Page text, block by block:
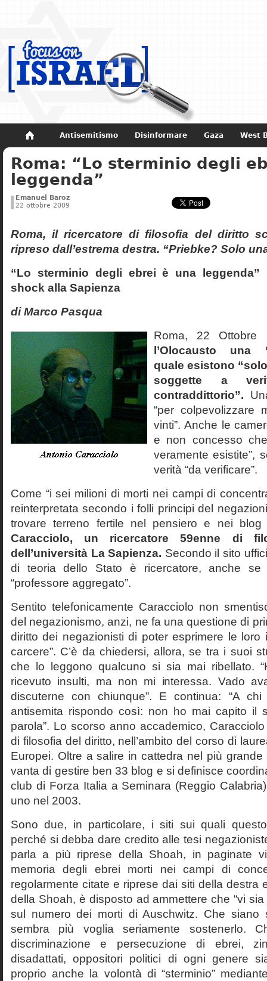
Antisemitismo Disinformare Gaza West
Non dimenticare Storia di Israele
Roma: “Lo sterminio degli
leggenda”
Emanuel Baroz
22 ottobre 2009
Roma, il ricercatore di filosofia del diritto
ripreso dall’estrema destra. “Priebke? Solo
“Lo sterminio degli ebrei è una leggenda”
shock alla Sapienza
di Marco Pasqua
Roma, 22
l’Olocausto una
quale esistono
soggette a
contraddittorio”.
“per colpevolizzare
vinti”. Anche le
e non concesso
veramente esistite”,
verità “da verificare”.
Come “i sei milioni di morti nei campi di
reinterpretata secondo i folli principi del
trovare terreno fertile nel pensiero e nei
Caracciolo, un ricercatore 59enne di
dell’università La Sapienza. Secondo il sito
di teoria dello Stato è ricercatore, anche
“professore aggregato”.
Sentito telefonicamente Caracciolo non
del negazionismo, anzi, ne fa una questione di
diritto dei negazionisti di poter esprimere le loro
carcere”. C’è da chiedersi, allora, se tra i suoi
che lo leggono qualcuno si sia mai ribellato.
ricevuto insulti, ma non mi interessa. Vado
discuterne con chiunque”. E continua: “A
antisemita rispondo così: non ho mai capito il
parola”. Lo scorso anno accademico,
di filosofia del diritto, nell’ambito del corso di
Europei. Oltre a salire in cattedra nel più grande
vanta di gestire ben 33 blog e si definisce
club di Forza Italia a Seminara (Reggio
uno nel 2003.
Sono due, in particolare, i siti sui quali
perché si debba dare credito alle tesi
parla a più riprese della Shoah, in paginate
memoria degli ebrei morti nei campi di
regolarmente citate e riprese dai siti della destra
della Shoah, è disposto ad ammettere che “vi
sul numero dei morti di Auschwitz. Che siano
sembra più voglia seriamente sostenerlo.
discriminazione e persecuzione di ebrei,
disadattati, oppositori politici di ogni genere
proprio anche la volontà di “sterminio”